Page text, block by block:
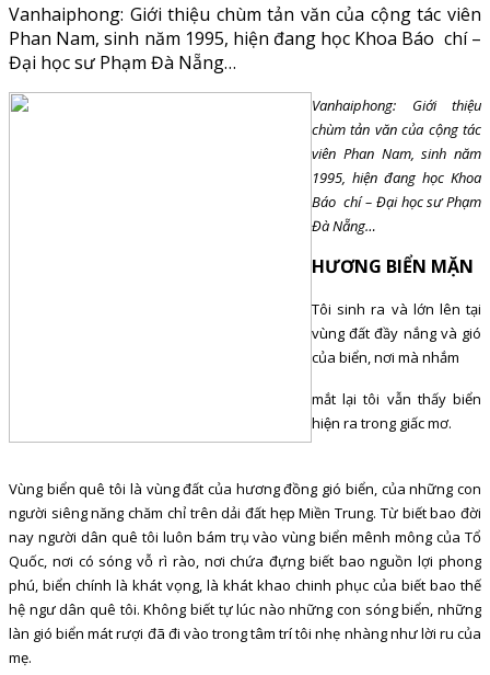
Vanhaiphong: Giới thiệu chùm tản văn của cộng tác viên
Phan Nam, sinh năm 1995, hiện đang học Khoa Báo chí –
Đại học sư Phạm Đà Nẵng…
Vanhaiphong: Giới thiệu
chùm tản văn của cộng tác
viên Phan Nam, sinh năm
1995, hiện đang học Khoa
Báo chí – Đại học sư Phạm
Đà Nẵng…
HƯƠNG BIỂN MẶN
Tôi sinh ra và lớn lên tại
vùng đất đầy nắng và gió
của biển, nơi mà nhắm
mắt lại tôi vẫn thấy biển
hiện ra trong giấc mơ.
Vùng biển quê tôi là vùng đất của hương đồng gió biển, của những con
người siêng năng chăm chỉ trên dải đất hẹp Miền Trung. Từ biết bao đời
nay người dân quê tôi luôn bám trụ vào vùng biển mênh mông của Tổ
Quốc, nơi có sóng vỗ rì rào, nơi chứa đựng biết bao nguồn lợi phong
phú, biển chính là khát vọng, là khát khao chinh phục của biết bao thế
hệ ngư dân quê tôi. Không biết tự lúc nào những con sóng biển, những
làn gió biển mát rượi đã đi vào trong tâm trí tôi nhẹ nhàng như lời ru của
mẹ.